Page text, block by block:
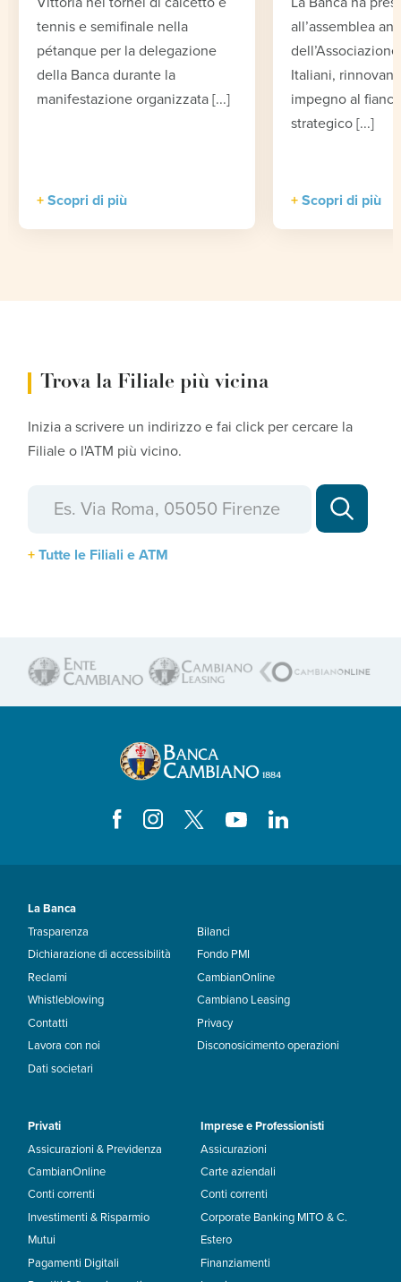
tennis e semifinale nella
pétanque per la delegazione
della Banca durante la
manifestazione organizzata [...]
Scopri di più
all’assemblea
Italiani,
impegno al
strategico [...]
Scopri di più
Trova la Filiale più vicina
Inizia a scrivere un indirizzo e fai click per cercare la
Filiale o l'ATM più vicino.
Tutte le Filiali e ATM
La Banca
Trasparenza
Dichiarazione di accessibilità
Reclami
Whistleblowing
Contatti
Lavora con noi
Dati societari
Bilanci
Fondo PMI
CambianOnline
Cambiano Leasing
Privacy
Disconosicimento operazioni
Privati
Assicurazioni & Previdenza
CambianOnline
Conti correnti
Investimenti & Risparmio
Mutui
Pagamenti Digitali
Imprese e Professionisti
Assicurazioni
Carte aziendali
Conti correnti
Corporate Banking MITO & C.
Estero
Finanziamenti